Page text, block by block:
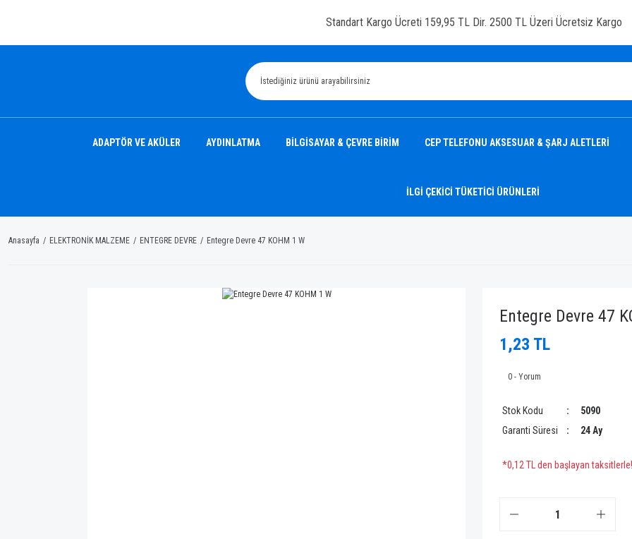
Standart Kargo Ücreti 159,95 TL Dir. 2500 TL Üzeri Ücretsiz Kargo
ADAPTÖR VE AKÜLER AYDINLATMA BİLGİSAYAR & ÇEVRE BİRİM CEP TELEFONU AKSESUAR & ŞARJ ALETLERİ
İLGİ ÇEKİCİ TÜKETİCİ ÜRÜNLERİ
Anasayfa ELEKTRONİK MALZEME ENTEGRE DEVRE Entegre Devre 47 KOHM 1 W
Entegre Devre 47
1,23 TL
0 - Yorum
Stok Kodu
5090
Garanti Süresi
24 Ay
*0,12 TL den başlayan taksitlerle!